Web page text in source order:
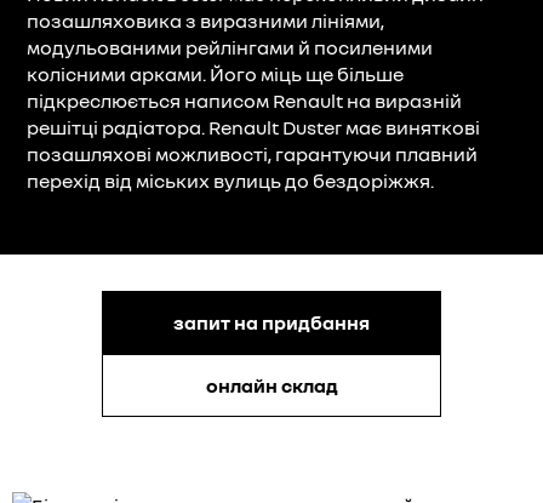
позашляховика з виразними лініями,
модульованими рейлінгами й посиленими
колісними арками. Його міць ще більше
підкреслюється написом Renault на виразній
решітці радіатора. Renault Duster має виняткові
позашляхові можливості, гарантуючи плавний
перехід від міських вулиць до бездоріжжя.
запит на придбання
онлайн склад